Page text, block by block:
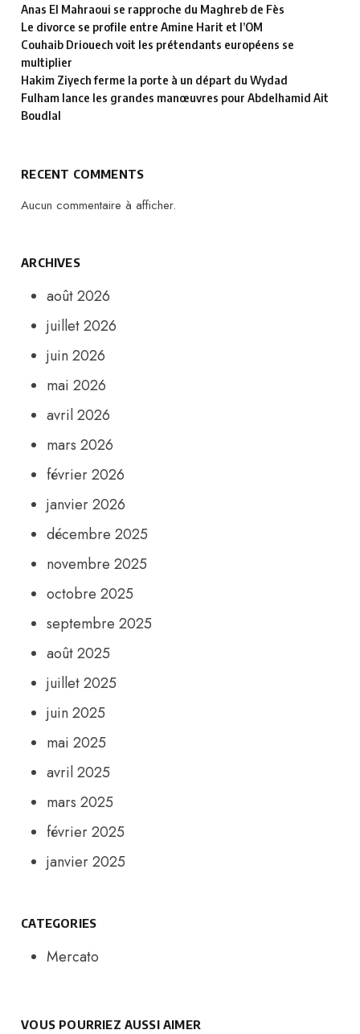
Anas El Mahraoui se rapproche du Maghreb de Fès
Le divorce se profile entre Amine Harit et l’OM
Couhaib Driouech voit les prétendants européens se
multiplier
Hakim Ziyech ferme la porte à un départ du Wydad
Fulham lance les grandes manœuvres pour Abdelhamid Ait
Boudlal
RECENT COMMENTS
Aucun commentaire à afficher.
ARCHIVES
août 2026
juillet 2026
juin 2026
mai 2026
avril 2026
mars 2026
février 2026
janvier 2026
décembre 2025
novembre 2025
octobre 2025
septembre 2025
août 2025
juillet 2025
juin 2025
mai 2025
avril 2025
mars 2025
février 2025
janvier 2025
CATEGORIES
Mercato
VOUS POURRIEZ AUSSI AIMER